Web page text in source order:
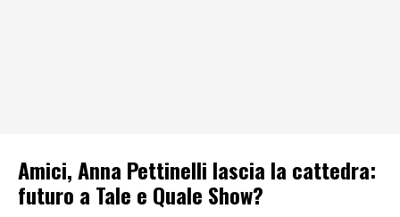
Amici, Anna Pettinelli lascia la cattedra:
futuro a Tale e Quale Show?